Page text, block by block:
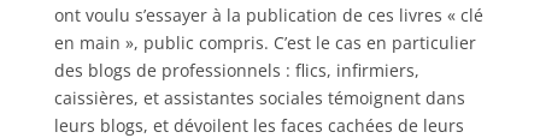
ont voulu s’essayer à la publication de ces livres « clé
en main », public compris. C’est le cas en particulier
des blogs de professionnels : flics, infirmiers,
caissières, et assistantes sociales témoignent dans
leurs blogs, et dévoilent les faces cachées de leurs